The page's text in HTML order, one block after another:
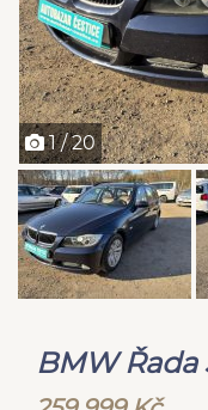
1 / 20
BMW Řada